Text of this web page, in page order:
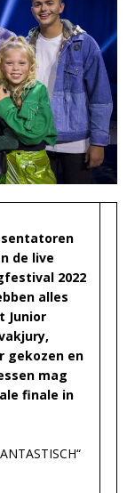
de live
2022
alles
Junior
gekozen en
mag
finale in